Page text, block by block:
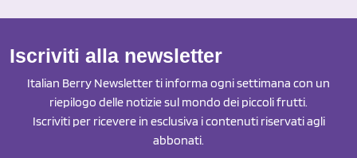
Iscriviti alla newsletter
Italian Berry Newsletter ti informa ogni settimana con un
riepilogo delle notizie sul mondo dei piccoli frutti.
Iscriviti per ricevere in esclusiva i contenuti riservati agli
abbonati.